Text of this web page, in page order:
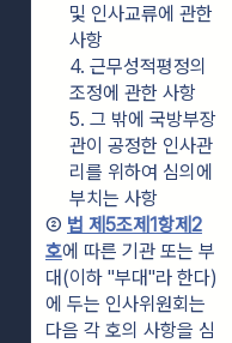
및 인사교류에 관한
사항
4. 근무성적평정의
조정에 관한 사항
5. 그 밖에 국방부장
관이 공정한 인사관
리를 위하여 심의에
부치는 사항
② 법 제5조제1항제2
호에 따른 기관 또는 부
대(이하 "부대"라 한다)
에 두는 인사위원회는
다음 각 호의 사항을 심